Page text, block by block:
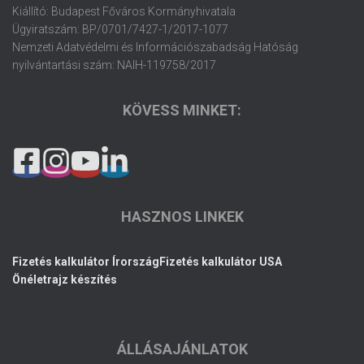
Kiállító: Budapest Főváros Kormányhivatala
Ügyiratszám: BP/0701/7427-1/2017-1077
Nemzeti Adatvédelmi és Információszabadság Hatóság
nyilvántartási szám: NAIH-119758/2017
KÖVESS MINKET:
HASZNOS LINKEK
Fizetés kalkulátor Írország Fizetés kalkulátor USA
Önéletrajz készítés
ÁLLÁSAJÁNLATOK